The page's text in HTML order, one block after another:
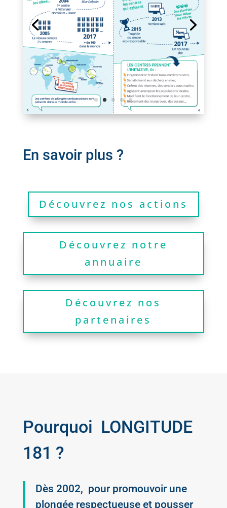
En savoir plus ?
Découvrez nos actions
Découvrez notre
annuaire
Découvrez nos
partenaires
Pourquoi LONGITUDE
181 ?
Dès 2002, pour promouvoir une
plongée respectueuse et pousser